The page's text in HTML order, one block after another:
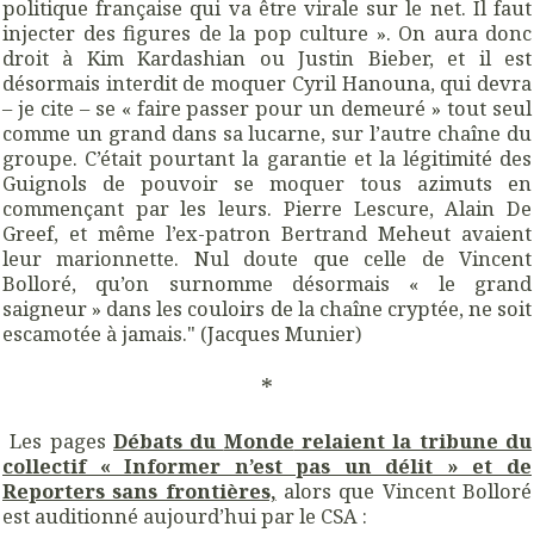
politique française qui va être virale sur le net. Il faut
injecter des figures de la pop culture ». On aura donc
droit à Kim Kardashian ou Justin Bieber, et il est
désormais interdit de moquer Cyril Hanouna, qui devra
– je cite – se « faire passer pour un demeuré » tout seul
comme un grand dans sa lucarne, sur l’autre chaîne du
groupe. C’était pourtant la garantie et la légitimité des
Guignols de pouvoir se moquer tous azimuts en
commençant par les leurs. Pierre Lescure, Alain De
Greef, et même l’ex-patron Bertrand Meheut avaient
leur marionnette. Nul doute que celle de Vincent
Bolloré, qu’on surnomme désormais « le grand
saigneur » dans les couloirs de la chaîne cryptée, ne soit
escamotée à jamais." (Jacques Munier)
*
Les pages Débats du Monde relaient la tribune du
collectif « Informer n’est pas un délit » et de
Reporters sans frontières, alors que Vincent Bolloré
est auditionné aujourd’hui par le CSA :